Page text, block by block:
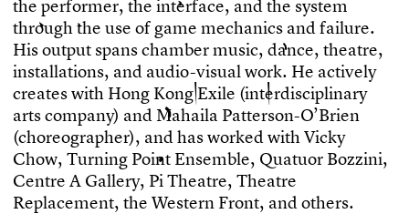
the performer, the interface, andthe system
throughthe use of game mechanics andfailure.
Hisoutput spanschambermusic, dance, theatre,
installations, and audio-visualwork. He actively
createswith Hong Kong Exile (interdisciplinary
artscompany) and Mahaila Patterson-O’Brien
(choreographer), andhasworkedwithVicky
Chow, Turning Point Ensemble, Quatuor Bozzini,
Centre A Gallery, PiTheatre, Theatre
Replacement, the Western Front, andothers.